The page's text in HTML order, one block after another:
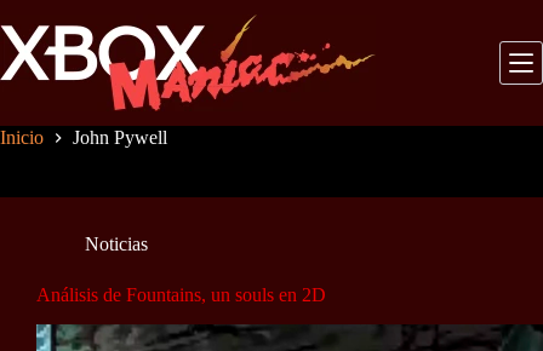
al
contenido
Inicio John Pywell
Noticias
Análisis de Fountains, un souls en 2D